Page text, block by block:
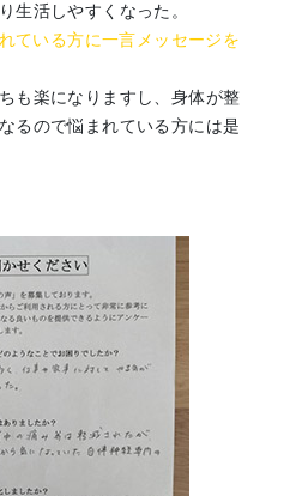
生活しやすくなった。
ている方に一言メッセージを
も楽になりますし、身体が整
るので悩まれている方には是